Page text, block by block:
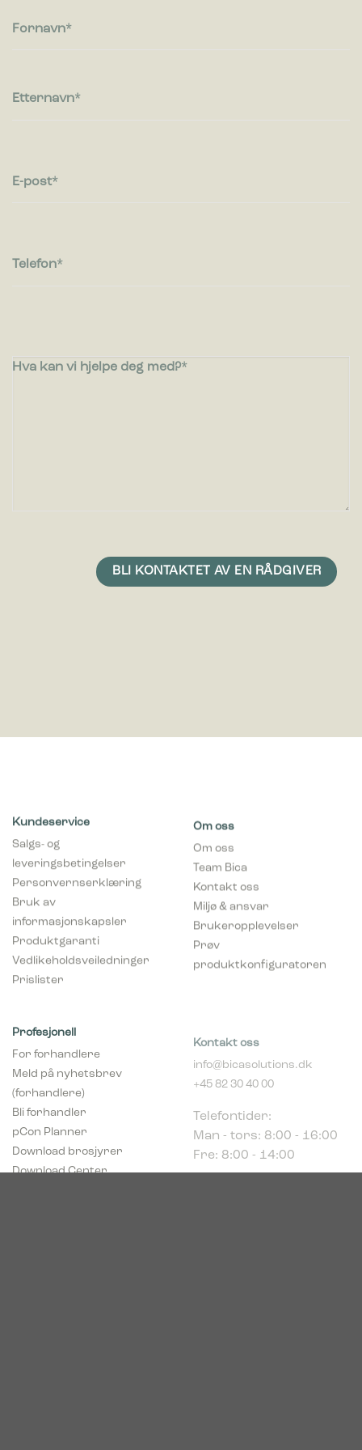
rapportere informasjon anonymt.
nettsteder. Hensikten er å vise annonser som er relevante og
Fornavn
Etternavn
E-post
Telefon
Hva kan vi hjelpe deg med?
Kundeservice
Salgs- og
leveringsbetingelser
Personvernserklæring
Bruk av
informasjonskapsler
Produktgaranti
Vedlikeholdsveiledninger
Prislister
Om oss
Om oss
Team Bica
Kontakt oss
Miljø & ansvar
Brukeropplevelser
Prøv
produktkonfiguratoren
Profesjonell
Meld på nyhetsbrev
+45 82 30 40 00
Man - tors: 8:00 - 16:00
Fre: 8:00 - 14:00
Norge